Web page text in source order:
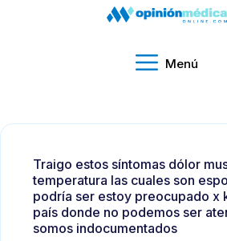
Menú
Traigo estos síntomas dólor
temperatura las cuales son
podría ser estoy preocupado x
país donde no podemos ser
somos indocumentados